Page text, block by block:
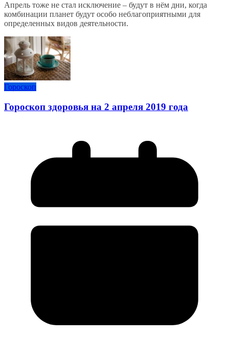
Апрель тоже не стал исключение – будут в нём дни, когда
комбинации планет будут особо неблагоприятными для
определенных видов деятельности.
Гороскоп
Гороскоп здоровья на 2 апреля 2019 года